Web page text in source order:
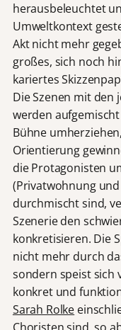
herausbeleuchtet
Umweltkontext
Akt nicht mehr
großes, sich noch
kariertes
Die Szenen mit den
werden
Bühne
Orientierung
die Protagonisten
(Privatwohnung
durchmischt sind,
Szenerie den
konkretisieren. Die
nicht mehr durch
sondern speist sich
konkret und
Sarah Rolke